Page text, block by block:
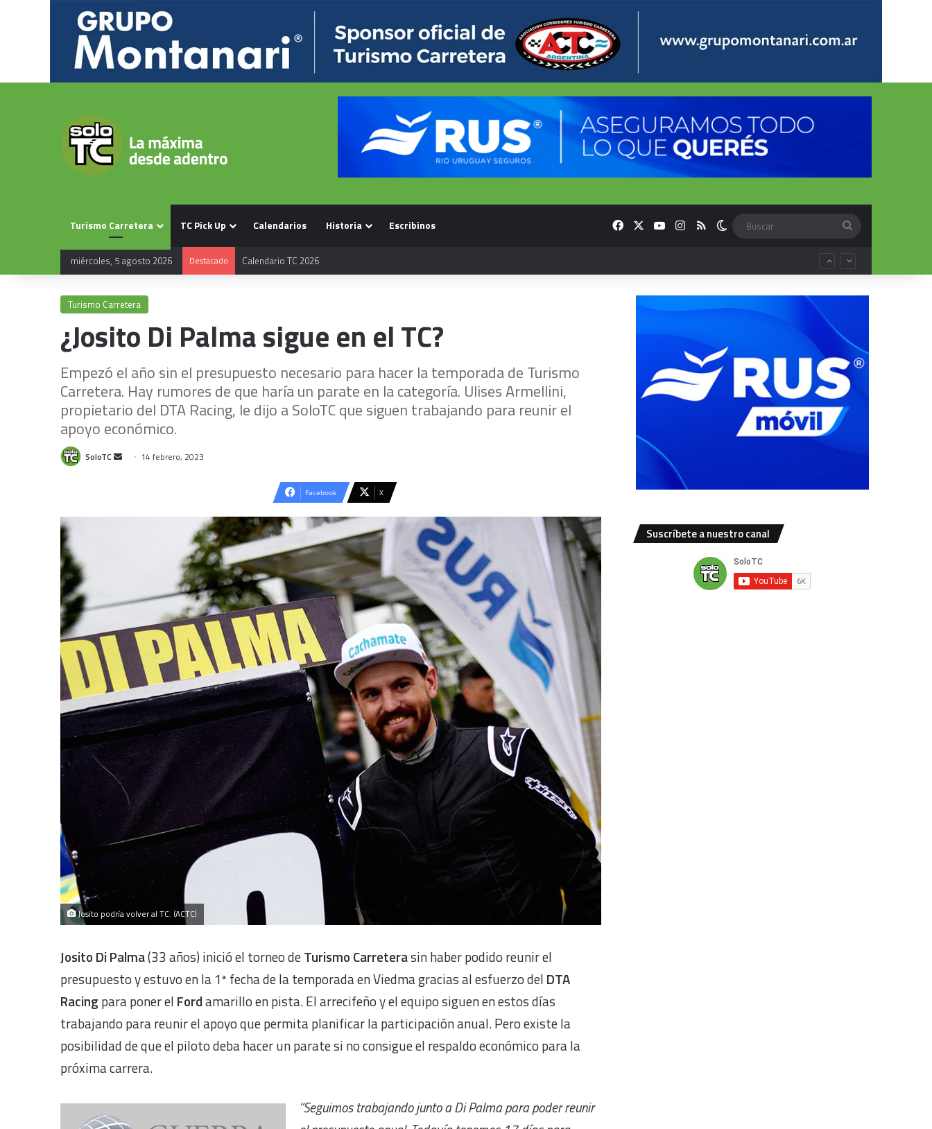
Turismo Carretera TC Pick Up Calendarios Historia Escribinos FacebookYouTubeInstagram
RSS Switch skin
miércoles, 5 agosto 2026 Destacado Calendario TC 2026
Turismo Carretera
¿Josito Di Palma sigue en el TC?
Empezó el año sin el presupuesto necesario para hacer la temporada de Turismo
Carretera. Hay rumores de que haría un parate en la categoría. Ulises Armellini,
propietario del DTA Racing, le dijo a SoloTC que siguen trabajando para reunir el
apoyo económico.
SoloTC
Send 14 febrero, 2023
Facebook X
Josito podría volver al TC. (ACTC)
Josito Di Palma(33 años) inició el torneo deTurismo Carreterasin haber podido reunir el
presupuesto y estuvo en la 1ª fecha de la temporada en Viedma gracias al esfuerzo del DTA
Racing para poner el Fordamarillo en pista. El arrecifeño y el equipo siguen en estos días
trabajando para reunir el apoyo que permita planificar la participación anual. Pero existe la
posibilidad de que el piloto deba hacer un parate si no consigue el respaldo económico para la
próxima carrera.
“Seguimos trabajando junto a Di Palma para poder reunir
Suscríbete a nuestro canal